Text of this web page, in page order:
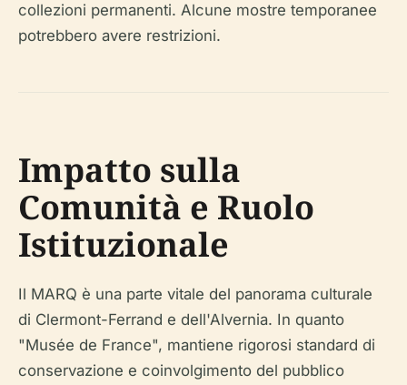
collezioni permanenti. Alcune mostre temporanee
potrebbero avere restrizioni.
Impatto sulla
Comunità e Ruolo
Istituzionale
Il MARQ è una parte vitale del panorama culturale
di Clermont-Ferrand e dell'Alvernia. In quanto
"Musée de France", mantiene rigorosi standard di
conservazione e coinvolgimento del pubblico